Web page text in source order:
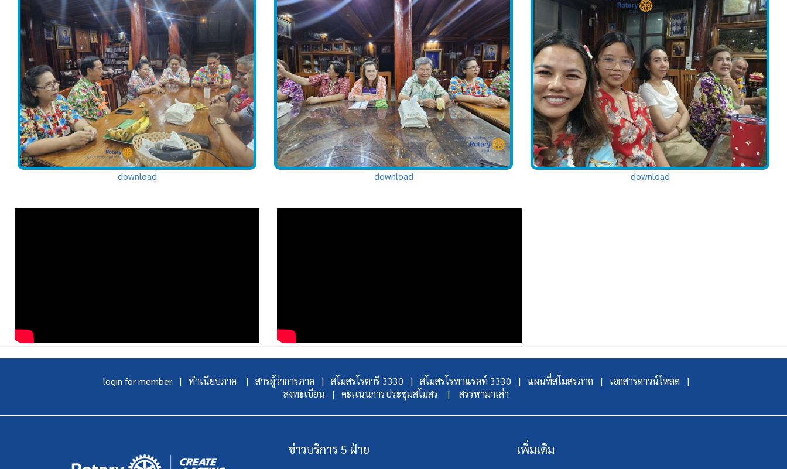
download download download
login for member | ทำเนียบภาค | สารผู้ว่าการภาค | สโมสรโรตารี 3330 | สโมสรโรทาแรคท์ 3330 | แผนที่สโมสรภาค |
เอกสารดาวน์โหลด |
ลงทะเบียน |
คะเเนนการประชุมสโมสร | สรรหามาเล่า
ข่าวบริการ 5 ฝ่าย เพิ่มเติม